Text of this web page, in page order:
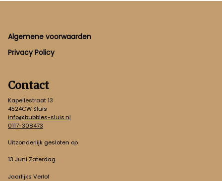
Footer
Algemene voorwaarden
Privacy Policy
Contact
Kapellestraat 13
4524CW Sluis
info@bubbles-sluis.nl
0117-308473
Uitzonderlijk gesloten op
13 Juni Zaterdag
Jaarlijks Verlof